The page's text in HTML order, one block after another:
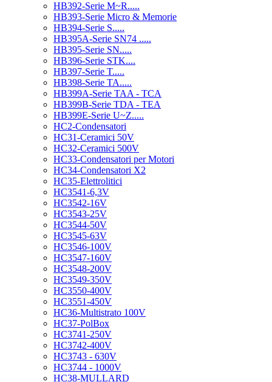
HB392-Serie M~R.....
HB393-Serie Micro & Memorie
HB394-Serie S.....
HB395A-Serie SN74 .....
HB395-Serie SN.....
HB396-Serie STK....
HB397-Serie T.....
HB398-Serie TA.....
HB399A-Serie TAA - TCA
HB399B-Serie TDA - TEA
HB399E-Serie U~Z.....
HC2-Condensatori
HC31-Ceramici 50V
HC32-Ceramici 500V
HC33-Condensatori per Motori
HC34-Condensatori X2
HC35-Elettrolitici
HC3541-6,3V
HC3542-16V
HC3543-25V
HC3544-50V
HC3545-63V
HC3546-100V
HC3547-160V
HC3548-200V
HC3549-350V
HC3550-400V
HC3551-450V
HC36-Multistrato 100V
HC37-PolBox
HC3741-250V
HC3742-400V
HC3743 - 630V
HC3744 - 1000V
HC38-MULLARD